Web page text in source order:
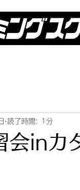
会inカ
読了時間: 1分